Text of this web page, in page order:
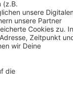
Akzeptieren
Consent
Platform